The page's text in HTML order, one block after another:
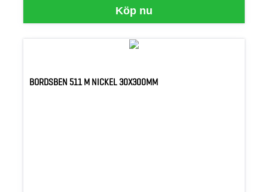
Köp nu
BORDSBEN 511 M NICKEL 30X300MM